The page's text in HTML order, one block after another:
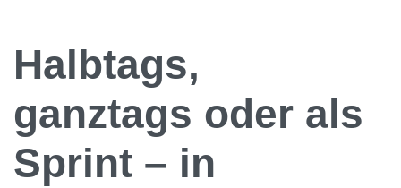
Halbtags,
ganztags oder als
Sprint – in